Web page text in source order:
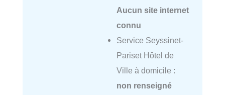
Aucun site internet
connu
Service Seyssinet-
Pariset Hôtel de
Ville à domicile :
non renseigné